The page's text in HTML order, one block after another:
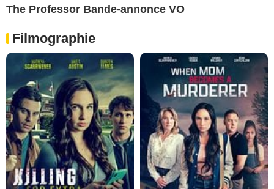
The Professor Bande-annonce VO
Filmographie